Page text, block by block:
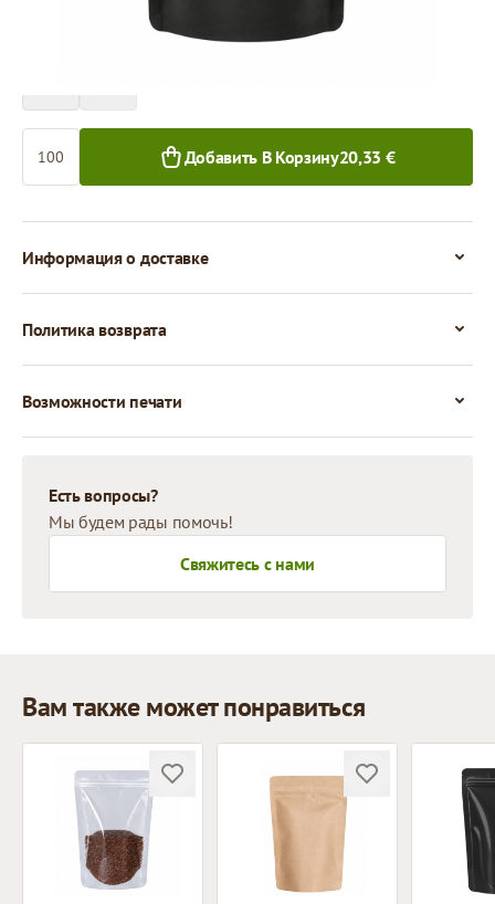
Добавить В Корзину20,33 €
Информация о доставке
Политика возврата
Возможности печати
Есть вопросы?
Мы будем рады помочь!
Свяжитесь с нами
Вам также может понравиться